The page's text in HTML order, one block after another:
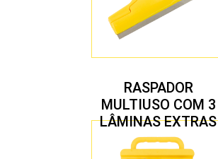
RASPADOR
MULTIUSO COM 3
LÂMINAS EXTRAS